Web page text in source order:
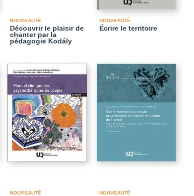
NOUVEAUTÉ
Découvrir le plaisir de
chanter par la
pédagogie Kodály
NOUVEAUTÉ
Écrire le territoire
NOUVEAUTÉ NOUVEAUTÉ